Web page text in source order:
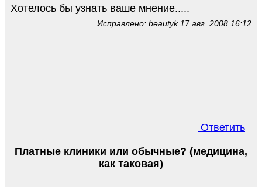
Хотелось бы узнать ваше мнение.....
Исправлено: beautyk 17 авг. 2008 16:12
Ответить
Платные клиники или обычные? (медицина,
как таковая)